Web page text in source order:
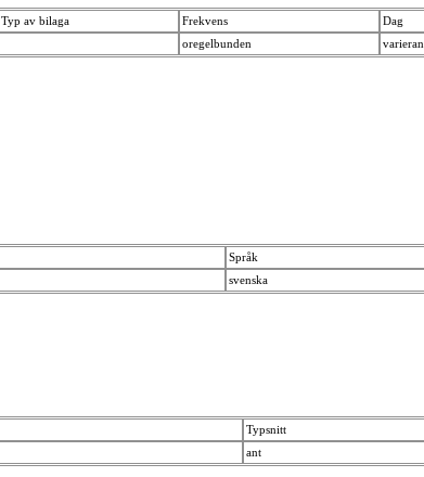
Typ av bilaga Frekvens Dag
oregelbunden
Språk
svenska
Typsnitt
ant